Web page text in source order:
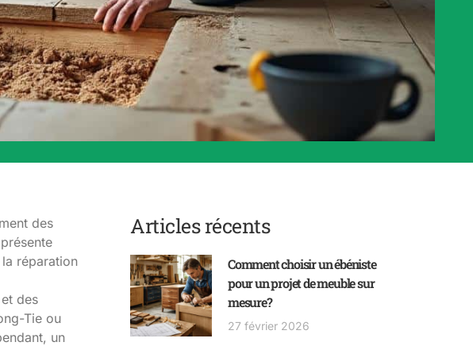
des
réparation
des
Tie ou
un
Articles récents
Comment choisir un ébéniste
pour un projet de meuble sur
mesure?
27 février 2026